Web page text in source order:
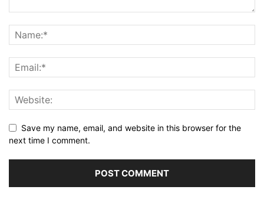
Save my name, email, and website in this browser for the
next time I comment.